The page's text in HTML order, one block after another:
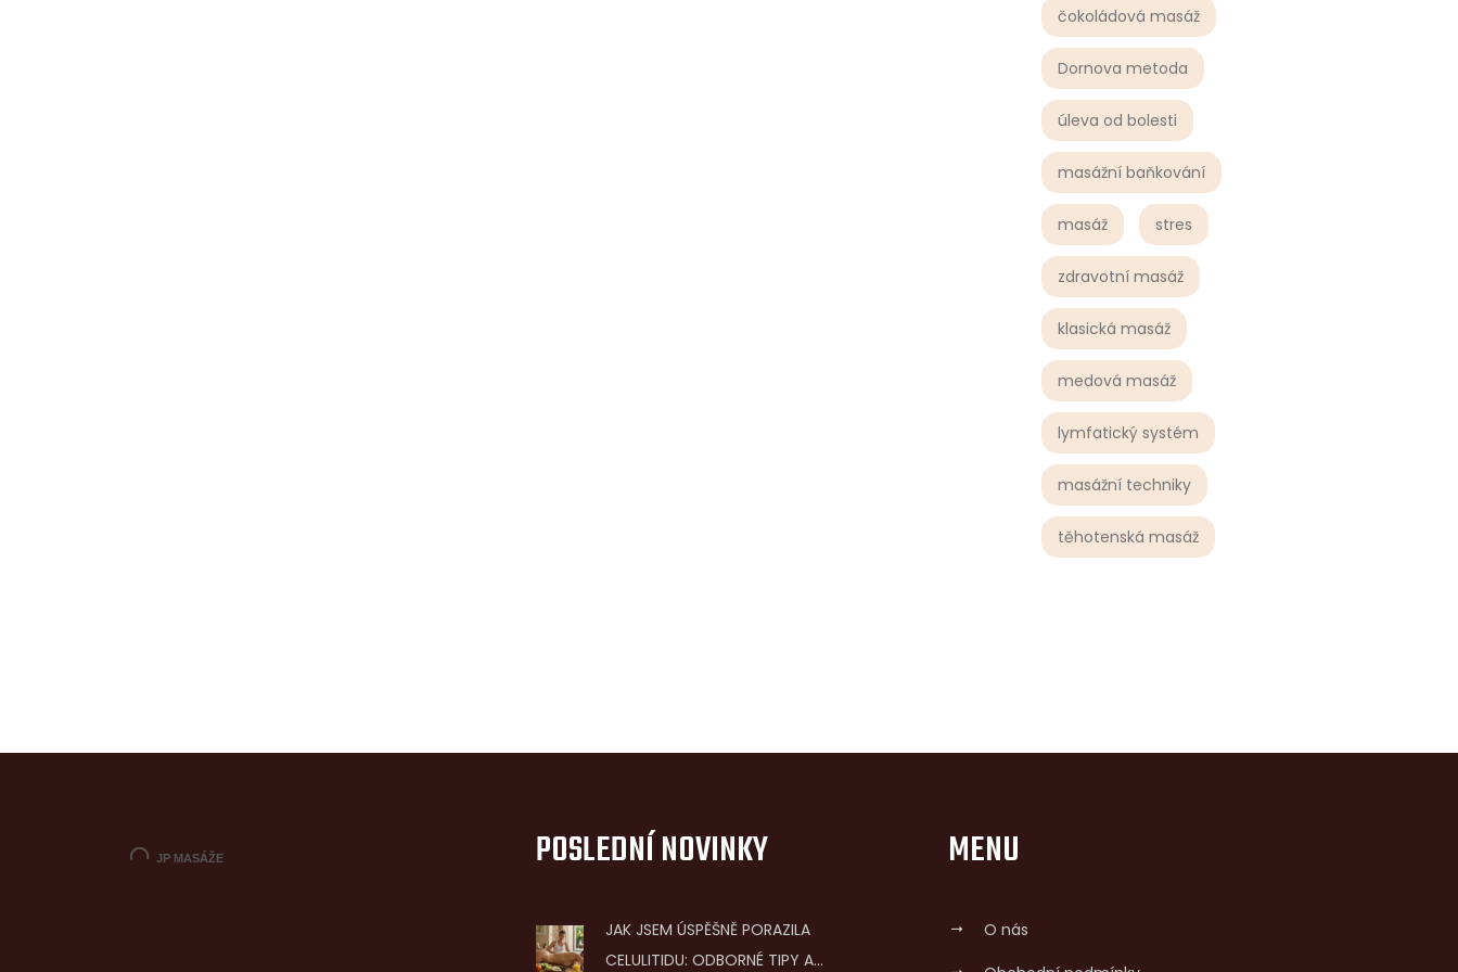
čokoládová masáž
Dornova metoda
úleva od bolesti
masážní baňkování
masáž stres
zdravotní masáž
klasická masáž
medová masáž
lymfatický systém
masážní techniky
těhotenská masáž
POSLEDNÍ NOVINKY
JAK JSEM ÚSPĚŠNĚ PORAZILA
CELULITIDU: ODBORNÉ TIPY A
MENU
O nás